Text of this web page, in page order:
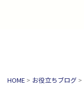
HOME > お役立ちブログ >